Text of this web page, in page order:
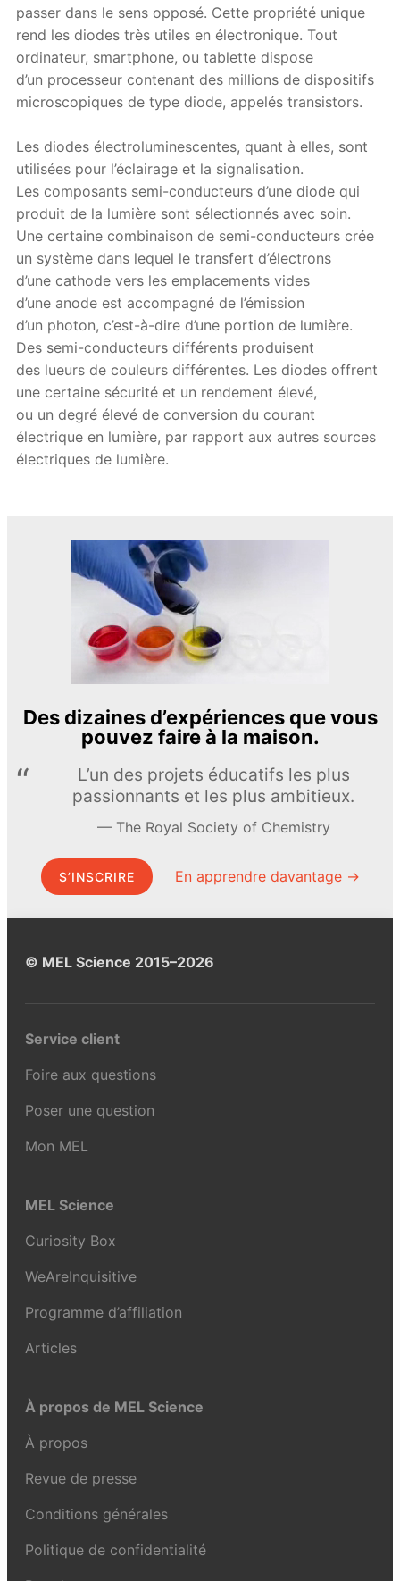
passer dans le sens opposé. Cette propriété unique
rend les diodes très utiles en électronique. Tout
ordinateur, smartphone, ou tablette dispose
d’un processeur contenant des millions de dispositifs
microscopiques de type diode, appelés transistors.
Les diodes électroluminescentes, quant à elles, sont
utilisées pour l’éclairage et la signalisation.
Les composants semi-conducteurs d’une diode qui
produit de la lumière sont sélectionnés avec soin.
Une certaine combinaison de semi-conducteurs crée
un système dans lequel le transfert d’électrons
d’une cathode vers les emplacements vides
d’une anode est accompagné de l’émission
d’un photon, c’est-à-dire d’une portion de lumière.
Des semi-conducteurs différents produisent
des lueurs de couleurs différentes. Les diodes offrent
une certaine sécurité et un rendement élevé,
ou un degré élevé de conversion du courant
électrique en lumière, par rapport aux autres sources
électriques de lumière.
Des dizaines d’expériences que vous
pouvez faire à la maison.
L’un des projets éducatifs les plus
passionnants et les plus ambitieux.
The Royal Society of Chemistry
S’INSCRIRE En apprendre davantage →
© MEL Science 2015–2026
Service client
Foire aux questions
Poser une question
Mon MEL
MEL Science
Curiosity Box
WeAreInquisitive
Programme d’affiliation
Articles
À propos de MEL Science
À propos
Revue de presse
Conditions générales
Politique de confidentialité